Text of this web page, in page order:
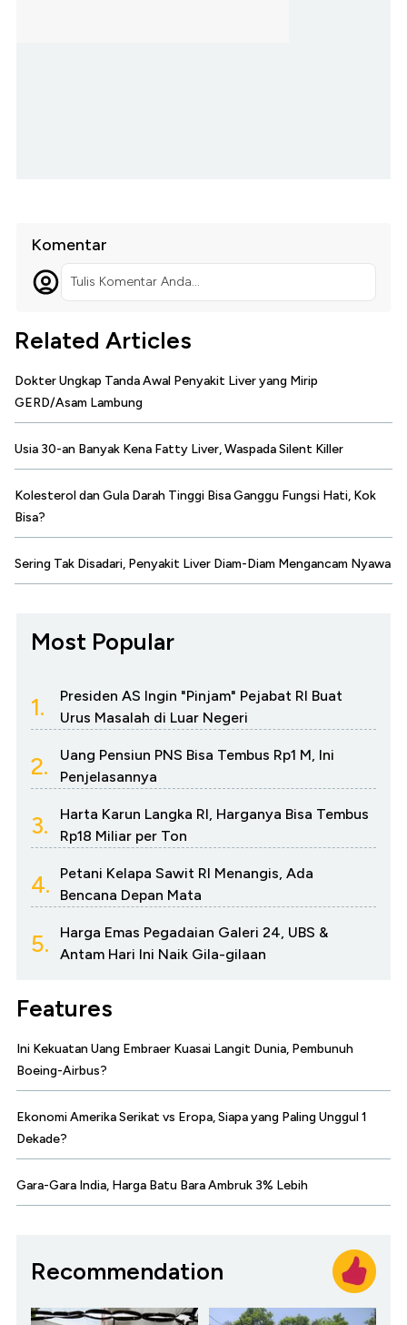
Komentar
Tulis Komentar Anda...
Related Articles
Dokter Ungkap Tanda Awal Penyakit Liver yang Mirip
GERD/Asam Lambung
Usia 30-an Banyak Kena Fatty Liver, Waspada Silent Killer
Kolesterol dan Gula Darah Tinggi Bisa Ganggu Fungsi Hati, Kok
Bisa?
Sering Tak Disadari, Penyakit Liver Diam-Diam Mengancam Nyawa
Most Popular
1.
Presiden AS Ingin "Pinjam" Pejabat RI Buat
Urus Masalah di Luar Negeri
2.
Uang Pensiun PNS Bisa Tembus Rp1 M, Ini
Penjelasannya
3.
Harta Karun Langka RI, Harganya Bisa Tembus
Rp18 Miliar per Ton
4.
Petani Kelapa Sawit RI Menangis, Ada
Bencana Depan Mata
5.
Harga Emas Pegadaian Galeri 24, UBS &
Antam Hari Ini Naik Gila-gilaan
Features
Ini Kekuatan Uang Embraer Kuasai Langit Dunia, Pembunuh
Boeing-Airbus?
Ekonomi Amerika Serikat vs Eropa, Siapa yang Paling Unggul 1
Dekade?
Gara-Gara India, Harga Batu Bara Ambruk 3% Lebih
Recommendation